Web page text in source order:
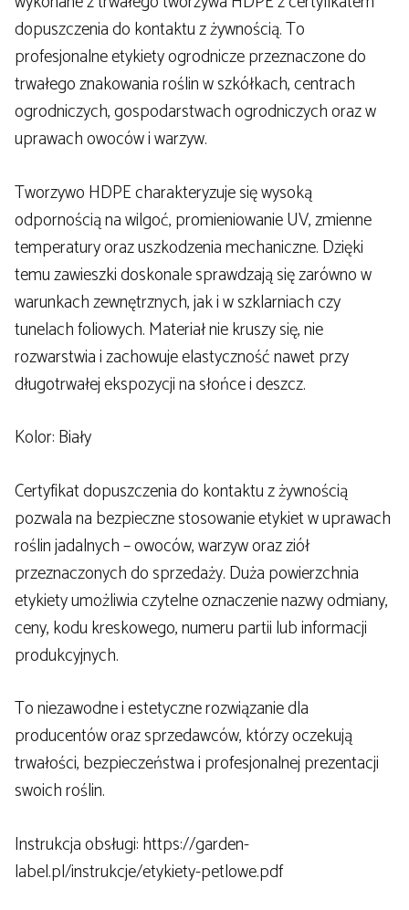
dopuszczenia do kontaktu z żywnością. To
profesjonalne etykiety ogrodnicze przeznaczone do
trwałego znakowania roślin w szkółkach, centrach
ogrodniczych, gospodarstwach ogrodniczych oraz w
uprawach owoców i warzyw.
Tworzywo HDPE charakteryzuje się wysoką
odpornością na wilgoć, promieniowanie UV, zmienne
temperatury oraz uszkodzenia mechaniczne. Dzięki
temu zawieszki doskonale sprawdzają się zarówno w
warunkach zewnętrznych, jak i w szklarniach czy
tunelach foliowych. Materiał nie kruszy się, nie
rozwarstwia i zachowuje elastyczność nawet przy
długotrwałej ekspozycji na słońce i deszcz.
Kolor: Biały
Certyfikat dopuszczenia do kontaktu z żywnością
pozwala na bezpieczne stosowanie etykiet w uprawach
roślin jadalnych – owoców, warzyw oraz ziół
przeznaczonych do sprzedaży. Duża powierzchnia
etykiety umożliwia czytelne oznaczenie nazwy odmiany,
ceny, kodu kreskowego, numeru partii lub informacji
produkcyjnych.
To niezawodne i estetyczne rozwiązanie dla
producentów oraz sprzedawców, którzy oczekują
trwałości, bezpieczeństwa i profesjonalnej prezentacji
swoich roślin.
Instrukcja obsługi: https://garden-
label.pl/instrukcje/etykiety-petlowe.pdf